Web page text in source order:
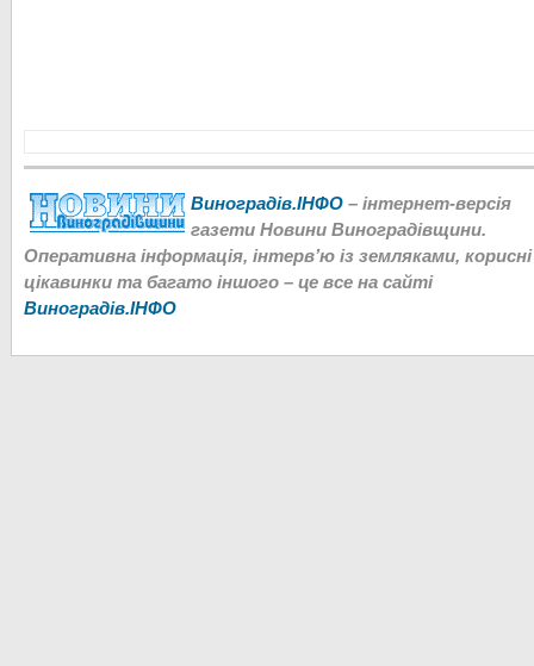
Виноградів.ІНФО – інтернет-версія
газети Новини Виноградівщини.
Оперативна інформація, інтерв’ю із земляками, корисні
цікавинки та багато іншого – це все на сайті
Виноградів.ІНФО